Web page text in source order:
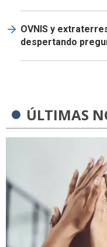
OVNIS y
despertando
ÚLTIMAS